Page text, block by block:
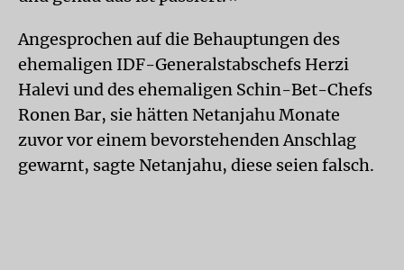
Angesprochen auf die Behauptungen des
ehemaligen IDF-Generalstabschefs Herzi
Halevi und des ehemaligen Schin-Bet-Chefs
Ronen Bar, sie hätten Netanjahu Monate
zuvor vor einem bevorstehenden Anschlag
gewarnt, sagte Netanjahu, diese seien falsch.